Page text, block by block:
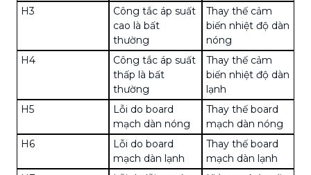
H3
Công tắc áp suất
cao là bất
thường
Thay thế cảm
biến nhiệt độ dàn
nóng
H4
Công tắc áp suất
thấp là bất
thường
Thay thế cảm
biến nhiệt độ dàn
lạnh
H5
Lỗi do board
mạch dàn nóng
Thay thế board
mạch dàn nóng
H6
Lỗi do board
mạch dàn lạnh
Thay thế board
mạch dàn lạnh